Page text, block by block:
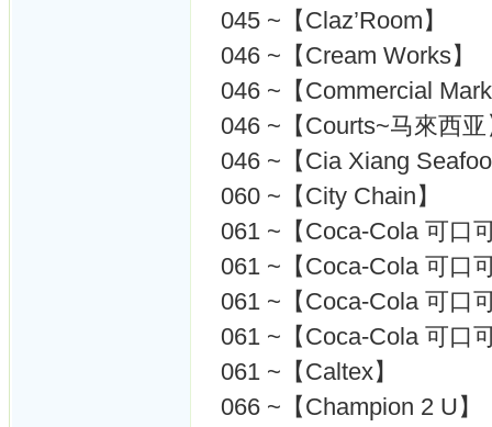
045 ~【Claz’Room】
046 ~【Cream Works】
046 ~【Commercial
046 ~【Courts~马來西亚
046 ~【Cia Xiang
060 ~【City Chain】
061 ~【Coca-Cola 可口
061 ~【Coca-Cola 可口
061 ~【Coca-Cola 可口
061 ~【Coca-Cola 可口
061 ~【Caltex】
066 ~【Champion 2 U】